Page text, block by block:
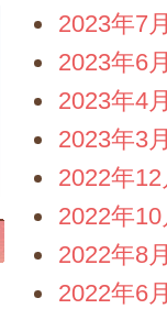
2023年7
2023年6
2023年4
2023年3
2022年12
2022年10
2022年8
2022年6